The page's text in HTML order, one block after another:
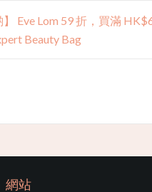
】 Eve Lom 59 折，​買滿
Beauty Bag
網站